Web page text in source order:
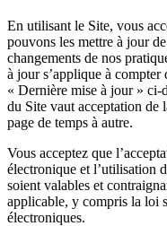
En utilisant le Site, vous
pouvons les mettre à jour
changements de nos
à jour s’applique à
« Dernière mise à jour » ci-
du Site vaut acceptation
page de temps à autre.
Vous acceptez que
électronique et l’utilisation
soient valables et
applicable, y compris la loi
électroniques.